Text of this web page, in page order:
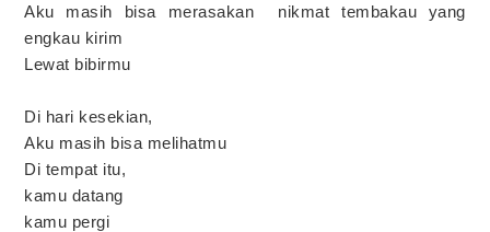
Aku masih bisa merasakan nikmat tembakau yang
engkau kirim
Lewat bibirmu
Di hari kesekian,
Aku masih bisa melihatmu
Di tempat itu,
kamu datang
kamu pergi